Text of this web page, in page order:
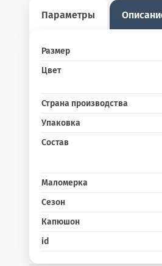
Параметры
Размер
Цвет
Страна производства
Упаковка
Состав
Маломерка
Сезон
Капюшон
id